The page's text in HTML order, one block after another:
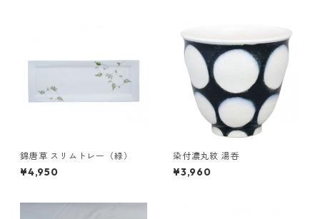
錦唐草 スリムトレー（緑）
¥4,950
染付濃丸紋 湯呑
¥3,960